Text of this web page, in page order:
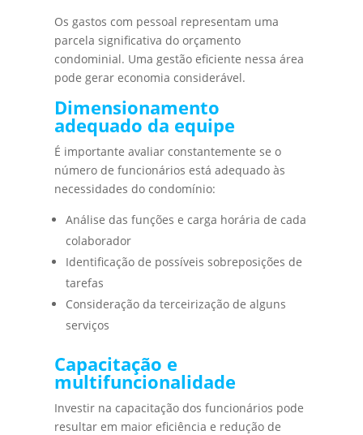
Os gastos com pessoal representam uma
parcela significativa do orçamento
condominial. Uma gestão eficiente nessa área
pode gerar economia considerável.
Dimensionamento
adequado da equipe
É importante avaliar constantemente se o
número de funcionários está adequado às
necessidades do condomínio:
Análise das funções e carga horária de cada
colaborador
Identificação de possíveis sobreposições de
tarefas
Consideração da terceirização de alguns
serviços
Capacitação e
multifuncionalidade
Investir na capacitação dos funcionários pode
resultar em maior eficiência e redução de